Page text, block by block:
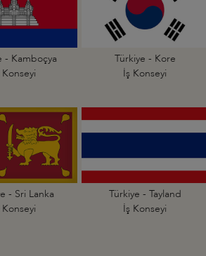
- Kamboçya
Konseyi
Türkiye - Kore
İş Konseyi
- Sri Lanka
Konseyi
Türkiye - Tayland
İş Konseyi